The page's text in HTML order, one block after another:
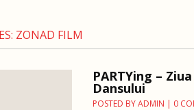
ZONAD FILM
PARTYing –
Dansului
POSTED BYADMIN | 0